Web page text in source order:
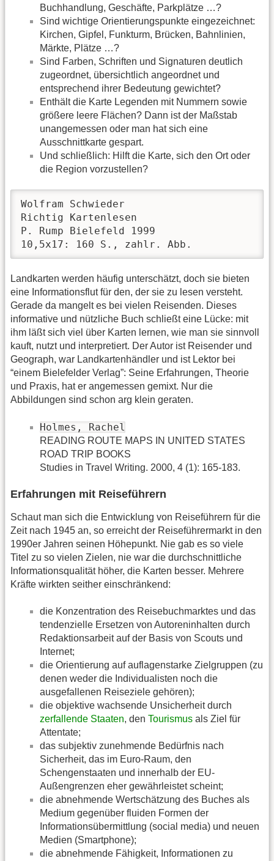
Buchhandlung, Geschäfte, Parkplätze …?
Sind wichtige Orientierungspunkte eingezeichnet:
Kirchen, Gipfel, Funkturm, Brücken, Bahnlinien,
Märkte, Plätze …?
Sind Farben, Schriften und Signaturen deutlich
zugeordnet, übersichtlich angeordnet und
entsprechend ihrer Bedeutung gewichtet?
Enthält die Karte Legenden mit Nummern sowie
größere leere Flächen? Dann ist der Maßstab
unangemessen oder man hat sich eine
Ausschnittkarte gespart.
Und schließlich: Hilft die Karte, sich den Ort oder
die Region vorzustellen?
Wolfram Schwieder
Richtig Kartenlesen
P. Rump Bielefeld 1999
10,5x17: 160 S., zahlr. Abb.
Landkarten werden häufig unterschätzt, doch sie bieten
eine Informationsflut für den, der sie zu lesen versteht.
Gerade da mangelt es bei vielen Reisenden. Dieses
informative und nützliche Buch schließt eine Lücke: mit
ihm läßt sich viel über Karten lernen, wie man sie sinnvoll
kauft, nutzt und interpretiert. Der Autor ist Reisender und
Geograph, war Landkartenhändler und ist Lektor bei
“einem Bielefelder Verlag”: Seine Erfahrungen, Theorie
und Praxis, hat er angemessen gemixt. Nur die
Abbildungen sind schon arg klein geraten.
Holmes, Rachel
READING ROUTE MAPS IN UNITED STATES
ROAD TRIP BOOKS
Studies in Travel Writing. 2000, 4 (1): 165-183.
Erfahrungen mit Reiseführern
Schaut man sich die Entwicklung von Reiseführern für die
Zeit nach 1945 an, so erreicht der Reiseführermarkt in den
1990er Jahren seinen Höhepunkt. Nie gab es so viele
Titel zu so vielen Zielen, nie war die durchschnittliche
Informationsqualität höher, die Karten besser. Mehrere
Kräfte wirkten seither einschränkend:
die Konzentration des Reisebuchmarktes und das
tendenzielle Ersetzen von Autoreninhalten durch
Redaktionsarbeit auf der Basis von Scouts und
Internet;
die Orientierung auf auflagenstarke Zielgruppen (zu
denen weder die Individualisten noch die
ausgefallenen Reiseziele gehören);
die objektive wachsende Unsicherheit durch
zerfallende Staaten, den Tourismus als Ziel für
Attentate;
das subjektiv zunehmende Bedürfnis nach
Sicherheit, das im Euro-Raum, den
Schengenstaaten und innerhalb der EU-
Außengrenzen eher gewährleistet scheint;
die abnehmende Wertschätzung des Buches als
Medium gegenüber fluiden Formen der
Informationsübermittlung (social media) und neuen
Medien (Smartphone);
die abnehmende Fähigkeit, Informationen zu